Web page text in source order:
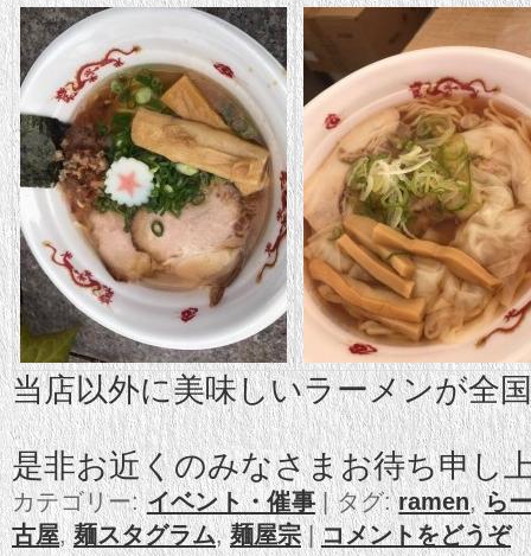
当店以外に美味しいラーメンが全
是非お近くのみなさまお待ち申し
カテゴリー: イベント・催事 |タグ: ramen,ら
古屋,麺スタグラム,麺屋宗 |コメントをどうぞ